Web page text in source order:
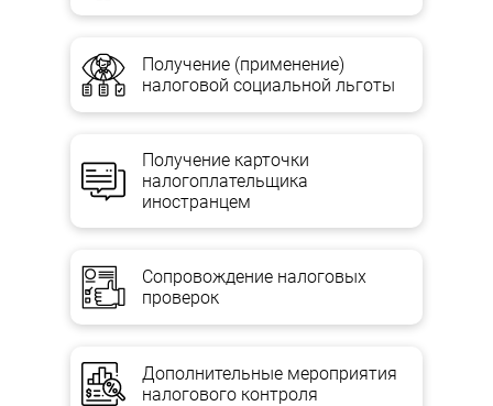
Получение (применение)
налоговой социальной льготы
Получение карточки
налогоплательщика
иностранцем
Сопровождение налоговых
проверок
Дополнительные мероприятия
налогового контроля